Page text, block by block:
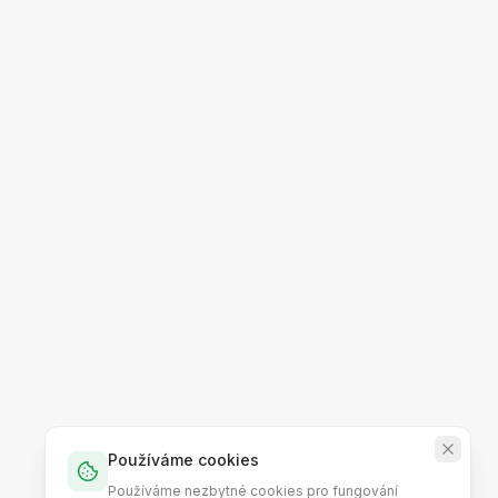
Používáme cookies
Používáme nezbytné cookies pro fungování